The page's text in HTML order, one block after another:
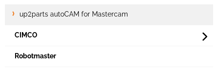
up2parts autoCAM for Mastercam
CIMCO
Robotmaster